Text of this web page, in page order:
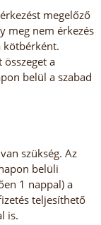
megelőző
meg nem érkezés
kötbérként.
a
belül a szabad
szükség. Az
belüli
1 nappal) a
teljesíthető
is.